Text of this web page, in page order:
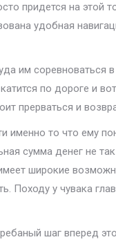
придется на этой
удобная
им соревноваться в
по дороге и
прерваться и
то что ему
сумма денег не
широкие
Походу у чувака
шаг вперед